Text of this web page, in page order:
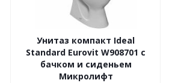
Унитаз компакт Ideal
Standard Eurovit W908701 с
бачком и сиденьем
Микролифт